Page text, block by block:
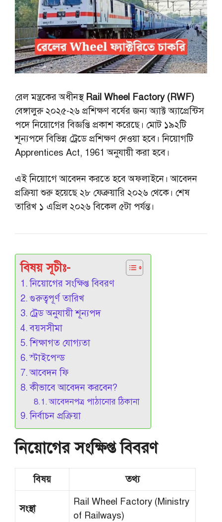
রেল মন্ত্রকের অধীনস্থ Rail Wheel Factory (RWF)
বেঙ্গালুরু ২০২৫-২৬ প্রশিক্ষণ বর্ষের জন্য অ্যাক্ট অ্যাপ্রেন্টিস
পদে নিয়োগের বিজ্ঞপ্তি প্রকাশ করেছে। মোট ১৯২টি
শূন্যপদে বিভিন্ন ট্রেডে প্রশিক্ষণ দেওয়া হবে। নিয়োগটি
Apprentices Act, 1961 অনুযায়ী করা হবে।
এই নিয়োগে আবেদন করতে হবে অফলাইনে। আবেদন
প্রক্রিয়া শুরু হয়েছে ২৮ ফেব্রুয়ারি ২০২৬ থেকে। শেষ
তারিখ ১ এপ্রিল ২০২৬ বিকেল ৫টা পর্যন্ত।
বিষয় সূচীঃ-
নিয়োগের সংক্ষিপ্ত বিবরণ
গুরুত্বপূর্ণ তারিখ
ট্রেড অনুযায়ী শূন্যপদ
বয়সসীমা
শিক্ষাগত যোগ্যতা
স্টাইপেন্ড
আবেদন ফি
কীভাবে আবেদন করবেন?
আবেদনপত্র পাঠানোর ঠিকানা
নির্বাচন প্রক্রিয়া
নিয়োগের সংক্ষিপ্ত বিবরণ
বিষয় তথ্য
সংস্থা
Rail Wheel Factory (Ministry
of Railways)